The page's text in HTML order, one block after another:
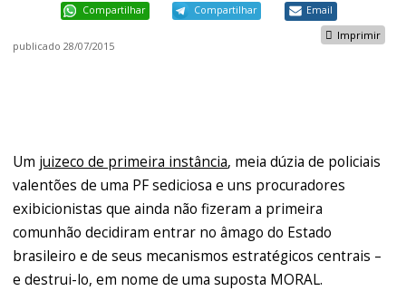
Compartilhar Compartilhar Email
Imprimir
publicado 28/07/2015
Um juizeco de primeira instância, meia dúzia de policiais
valentões de uma PF sediciosa e uns procuradores
exibicionistas que ainda não fizeram a primeira
comunhão decidiram entrar no âmago do Estado
brasileiro e de seus mecanismos estratégicos centrais –
e destrui-lo, em nome de uma suposta MORAL.